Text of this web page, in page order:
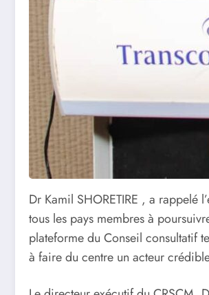
Dr Kamil SHORETIRE , a
tous les pays membres à
plateforme du Conseil consultatif
à faire du centre un acteur